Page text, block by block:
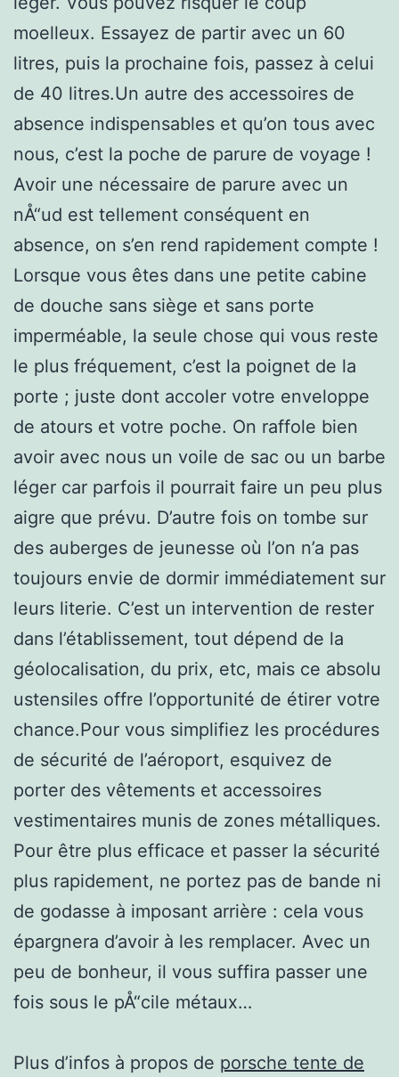
moelleux. Essayez de partir avec un 60
litres, puis la prochaine fois, passez à celui
de 40 litres.Un autre des accessoires de
absence indispensables et qu’on tous avec
nous, c’est la poche de parure de voyage !
Avoir une nécessaire de parure avec un
nÅ“ud est tellement conséquent en
absence, on s’en rend rapidement compte !
Lorsque vous êtes dans une petite cabine
de douche sans siège et sans porte
imperméable, la seule chose qui vous reste
le plus fréquement, c’est la poignet de la
porte ; juste dont accoler votre enveloppe
de atours et votre poche. On raffole bien
avoir avec nous un voile de sac ou un barbe
léger car parfois il pourrait faire un peu plus
aigre que prévu. D’autre fois on tombe sur
des auberges de jeunesse où l’on n’a pas
toujours envie de dormir immédiatement sur
leurs literie. C’est un intervention de rester
dans l’établissement, tout dépend de la
géolocalisation, du prix, etc, mais ce absolu
ustensiles offre l’opportunité de étirer votre
chance.Pour vous simplifiez les procédures
de sécurité de l’aéroport, esquivez de
porter des vêtements et accessoires
vestimentaires munis de zones métalliques.
Pour être plus efficace et passer la sécurité
plus rapidement, ne portez pas de bande ni
de godasse à imposant arrière : cela vous
épargnera d’avoir à les remplacer. Avec un
peu de bonheur, il vous suffira passer une
fois sous le pÅ“cile métaux…
Plus d’infos à propos de porsche tente de